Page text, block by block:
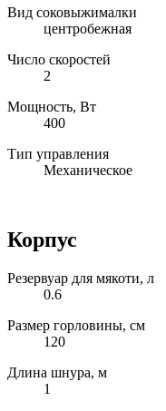
Вид соковыжималки
центробежная
Число скоростей
2
Мощность, Вт
400
Тип управления
Механическое
Корпус
Резервуар для мякоти, л
0.6
Размер горловины, см
120
Длина шнура, м
1